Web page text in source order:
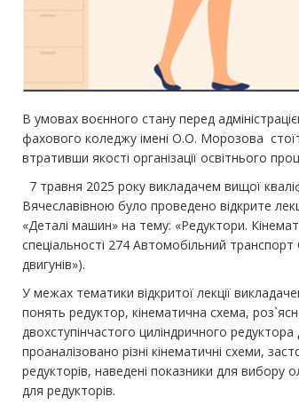
В умовах воєнного стану перед
фахового коледжу імені О.О. Морозова
втративши якості організації освітнього
7 травня 2025 року викладачем вищої
Вячеславівною було проведено відкрите
«Деталі машин» на тему: «Редуктори.
спеціальності 274 Автомобільний
двигунів»).
У межах тематики відкритої лекції
понять редуктор, кінематична схема,
двохступінчастого циліндричного
проаналізовано різні кінематичні схеми,
редукторів, наведені показники для вибору
для редукторів.